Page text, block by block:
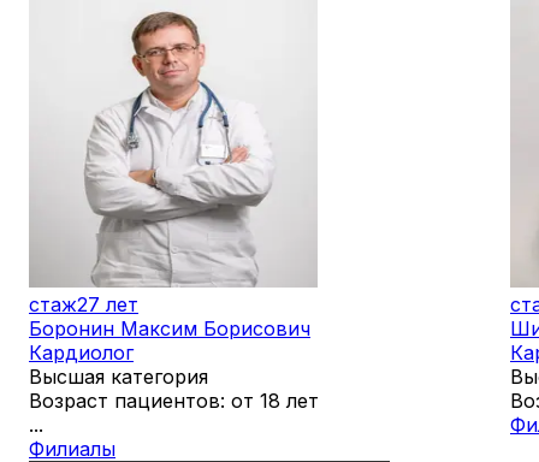
стаж27 лет
Боронин Максим Борисович
Кардиолог
Высшая категория
Возраст пациентов: от 18 лет
...
Филиалы